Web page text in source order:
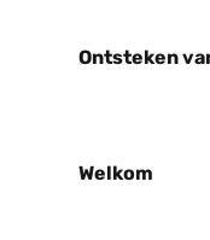
Ontsteken
Welkom